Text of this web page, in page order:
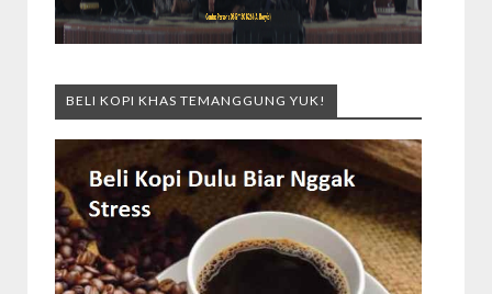
BELI KOPI KHAS TEMANGGUNG YUK!